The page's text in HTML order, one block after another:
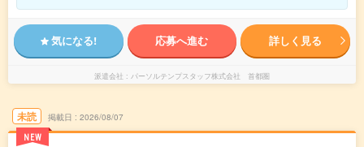
気になる! 応募へ進む 詳しく見る
派遣会社 パーソルテンプスタッフ株式会社 首都圏
未読
NEW
掲載日 2026/08/07